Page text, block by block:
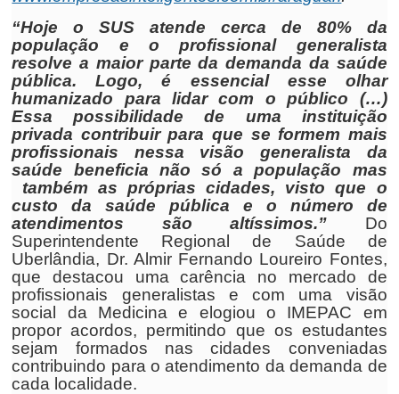
“Hoje o SUS atende cerca de 80% da
população e o profissional generalista
resolve a maior parte da demanda da saúde
pública. Logo, é essencial esse olhar
humanizado para lidar com o público (…)
Essa possibilidade de uma instituição
privada contribuir para que se formem mais
profissionais nessa visão generalista da
saúde beneficia não só a população mas
também as próprias cidades, visto que o
custo da saúde pública e o número de
atendimentos são altíssimos.” Do
Superintendente Regional de Saúde de
Uberlândia, Dr. Almir Fernando Loureiro Fontes,
que destacou uma carência no mercado de
profissionais generalistas e com uma visão
social da Medicina e elogiou o IMEPAC em
propor acordos, permitindo que os estudantes
sejam formados nas cidades conveniadas
contribuindo para o atendimento da demanda de
cada localidade.